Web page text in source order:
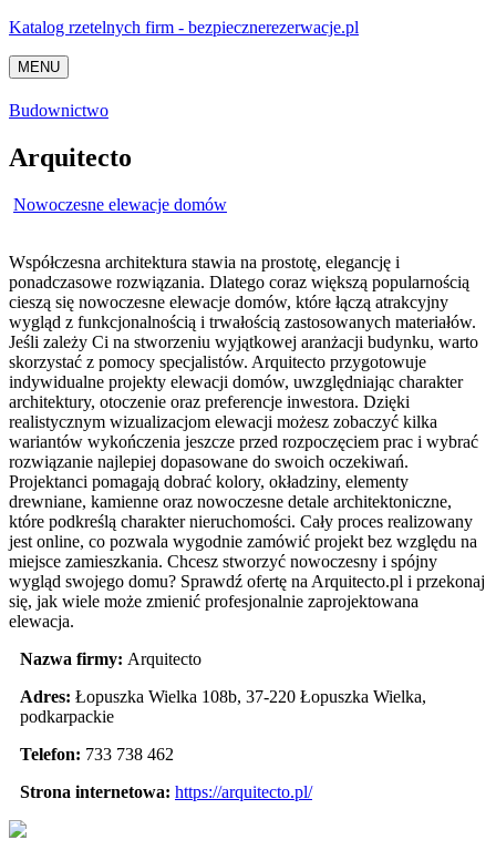
Katalog rzetelnych firm - bezpiecznerezerwacje.pl
MENU
Budownictwo
Arquitecto
Nowoczesne elewacje domów
Współczesna architektura stawia na prostotę, elegancję i
ponadczasowe rozwiązania. Dlatego coraz większą popularnością
cieszą się nowoczesne elewacje domów, które łączą atrakcyjny
wygląd z funkcjonalnością i trwałością zastosowanych materiałów.
Jeśli zależy Ci na stworzeniu wyjątkowej aranżacji budynku, warto
skorzystać z pomocy specjalistów. Arquitecto przygotowuje
indywidualne projekty elewacji domów, uwzględniając charakter
architektury, otoczenie oraz preferencje inwestora. Dzięki
realistycznym wizualizacjom elewacji możesz zobaczyć kilka
wariantów wykończenia jeszcze przed rozpoczęciem prac i wybrać
rozwiązanie najlepiej dopasowane do swoich oczekiwań.
Projektanci pomagają dobrać kolory, okładziny, elementy
drewniane, kamienne oraz nowoczesne detale architektoniczne,
które podkreślą charakter nieruchomości. Cały proces realizowany
jest online, co pozwala wygodnie zamówić projekt bez względu na
miejsce zamieszkania. Chcesz stworzyć nowoczesny i spójny
wygląd swojego domu? Sprawdź ofertę na Arquitecto.pl i przekonaj
się, jak wiele może zmienić profesjonalnie zaprojektowana
elewacja.
Nazwa firmy: Arquitecto
Adres: Łopuszka Wielka 108b, 37-220 Łopuszka Wielka,
podkarpackie
Telefon: 733 738 462
Strona internetowa: https://arquitecto.pl/